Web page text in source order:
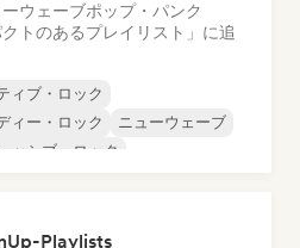
ーウェーブポップ・パンク
トのあるプレイリスト」に追
ィブ・ロック
ィー・ロック
ニューウェーブ
ッシブ・ロック
Playlists